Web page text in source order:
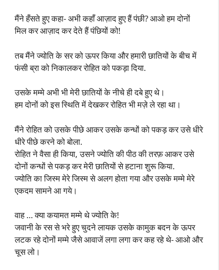
मैंने हँसते हुए कहा- अभी कहाँ आज़ाद हुए हैं पंछी? आओ हम दोनों
मिल कर आज़ाद कर देते हैं पंछियों को!
तब मैंने ज्योति के सर को ऊपर किया और हमारी छातियों के बीच में
फंसी ब्रा को निकालकर रोहित को पकड़ा दिया.
उसके मम्मे अभी भी मेरी छातियों के नीचे ही दबे हुए थे।
हम दोनों को इस स्थिति में देखकर रोहित भी मज़े ले रहा था।
मैंने रोहित को उसके पीछे आकर उसके कन्धों को पकड़ कर उसे धीरे
धीरे पीछे करने को बोला.
रोहित ने वैसा ही किया, उसने ज्योति की पीठ की तरफ़ आकर उसे
दोनों कन्धों से पकड़ कर मेरी छातियों से हटाना शुरू किया.
ज्योति का जिस्म मेरे जिस्म से अलग होता गया और उसके मम्मे मेरे
एकदम सामने आ गये।
वाह … क्या कयामत मम्मे थे ज्योति के!
जवानी के रस से भरे हुए चुदने लायक उसके कामुक बदन के ऊपर
लटक रहे दोनों मम्मे जैसे आवाजें लगा लगा कर कह रहे थे- आओ और
चूस लो।